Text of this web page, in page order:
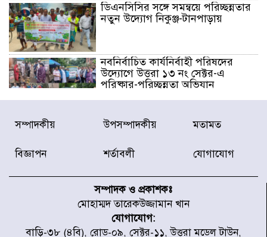
ডিএনসিসির সঙ্গে সমন্বয়ে পরিচ্ছন্নতার
নতুন উদ্যোগ নিকুঞ্জ-টানপাড়ায়
নবনির্বাচিত কার্যনির্বাহী পরিষদের
উদ্যোগে উত্তরা ১৩ নং সেক্টর-এ
পরিষ্কার-পরিচ্ছন্নতা অভিযান
ডিএমপির অভিযানে ২৪ ঘণ্টায় গ্রেপ্তার
৫০৪, উদ্ধার মাদক-অস্ত্র
সাগরে অবমুক্ত
মাতারবাড়ী পৌঁছে নির্ধারিত কর্মসূচিতে
সম্পাদকীয় উপসম্পাদকীয় মতামত
বিজ্ঞাপন শর্তাবলী যোগাযোগ
সম্পাদক ও প্রকাশকঃ
মোহাম্মদ তারেকউজ্জামান খান
যোগাযোগ:
বাড়ি-৩৮ (৪বি), রোড-০৯, সেক্টর-১১, উত্তরা মডেল টাউন,